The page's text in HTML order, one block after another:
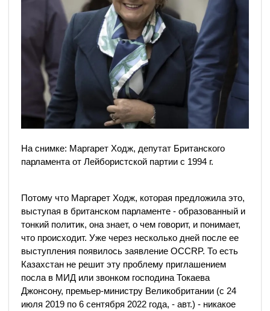
На снимке: Маргарет Ходж, депутат Британского
парламента от Лейбористской партии с 1994 г.
Потому что Маргарет Ходж, которая предложила это,
выступая в британском парламенте - образованный и
тонкий политик, она знает, о чем говорит, и понимает,
что происходит. Уже через несколько дней после ее
выступления появилось заявление OCCRP. То есть
Казахстан не решит эту проблему приглашением
посла в МИД или звонком господина Токаева
Джонсону, премьер-министру Великобритании (с 24
июля 2019 по 6 сентября 2022 года, - авт.) - никакое